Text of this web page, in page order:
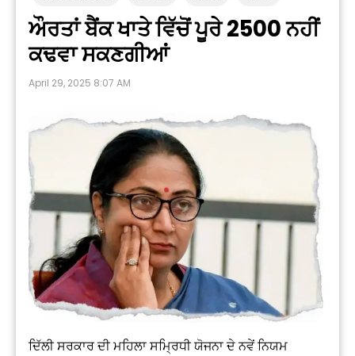
ਔਰਤਾਂ ਬੈਂਕ ਖਾਤੇ ਵਿੱਚੋਂ ਪੂਰੇ ₹2500 ਨਹੀਂ
ਕਢਵਾ ਸਕਣਗੀਆਂ
April 29, 2025 8:07 AM
ਦਿੱਲੀ ਸਰਕਾਰ ਦੀ ਮਹਿਲਾ ਸਮ੍ਰਿਧੀ ਯੋਜਨਾ ਦੇ ਨਵੇਂ ਨਿਯਮ